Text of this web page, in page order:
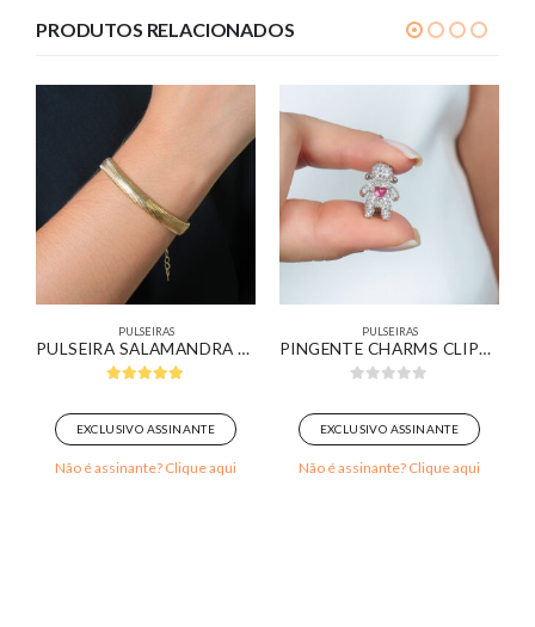
PRODUTOS RELACIONADOS
PULSEIRAS
PULSEIRA SALAMANDRA BANHADO EM OURO 18K
EXCLUSIVO ASSINANTE
Não é assinante? Clique aqui
PULSEIRAS
PINGENTE CHARMS CLIPS MENINA
EXCLUSIVO ASSINANTE
Não é assinante? Clique aqui